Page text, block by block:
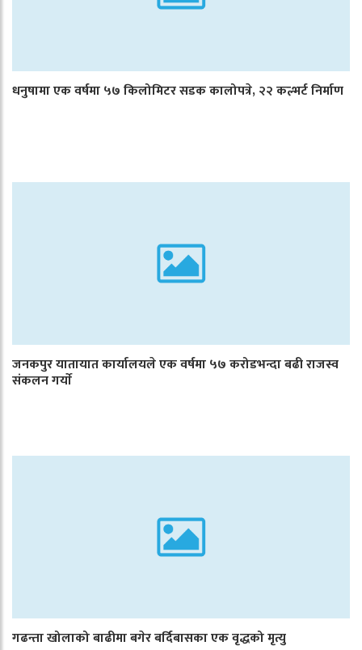
धनुषामा एक वर्षमा ५७ किलोमिटर सडक कालोपत्रे, २२ कल्भर्ट निर्माण
जनकपुर यातायात कार्यालयले एक वर्षमा ५७ करोडभन्दा बढी राजस्व
संकलन गर्याे
गढन्ता खोलाको बाढीमा बगेर बर्दिबासका एक वृद्धको मृत्यु